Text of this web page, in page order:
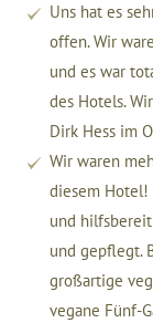
Uns hat es
offen. Wir
und es war
des Hotels.
Dirk Hess im
Wir waren
diesem Hotel!
und
und gepflegt.
großartige
vegane Fünf-